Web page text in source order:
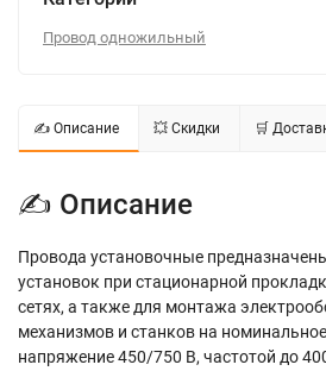
Провод одножильный
✍ Описание 💥 Скидки 🛒
✍ Описание
Провода установочные
установок при стационарной
сетях, а также для монтажа
механизмов и станков на
напряжение 450/750 В, частотой до